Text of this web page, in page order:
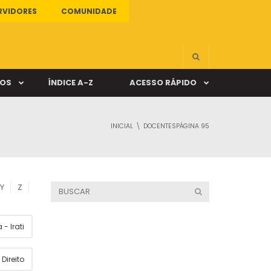
COMUNIDADE
ÍNDICE A-Z ACESSO RÁPIDO
INICIAL DOCENTESPÁGINA 95
Y Z
- Irati
Direito